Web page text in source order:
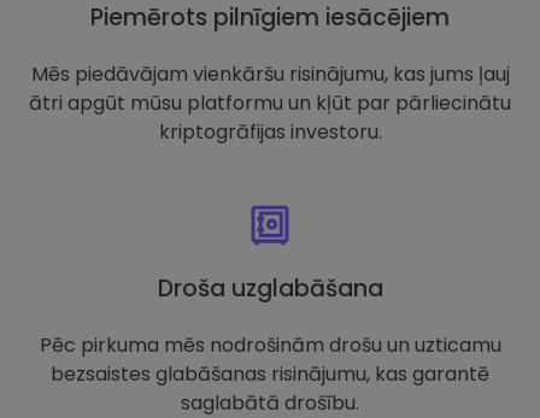
Piemērots pilnīgiem iesācējiem
Mēs piedāvājam vienkāršu risinājumu, kas jums ļauj
ātri apgūt mūsu platformu un kļūt par pārliecinātu
kriptogrāfijas investoru.
Droša uzglabāšana
Pēc pirkuma mēs nodrošinām drošu un uzticamu
bezsaistes glabāšanas risinājumu, kas garantē
saglabātā drošību.